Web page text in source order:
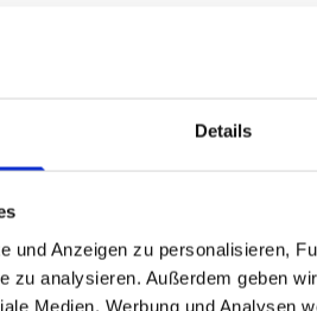
Details
und Anzeigen zu personalisieren,
zu analysieren. Außerdem geben
Medien, Werbung und Analysen
vollständig